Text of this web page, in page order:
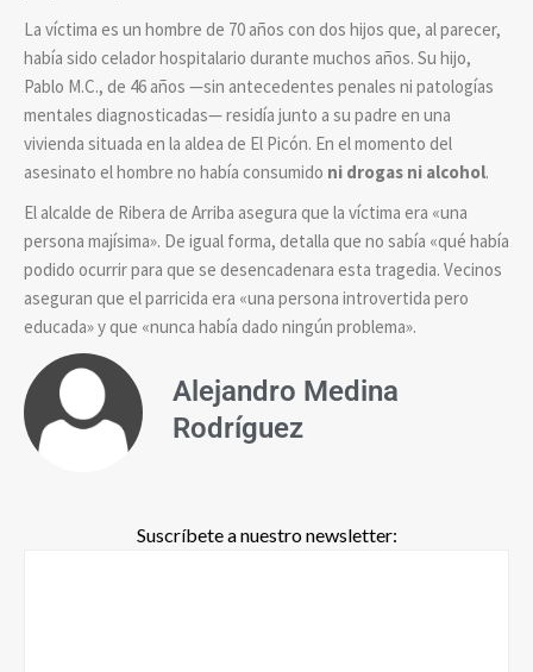
La víctima es un hombre de 70 años con dos hijos que, al parecer,
había sido celador hospitalario durante muchos años. Su hijo,
Pablo M.C., de 46 años —sin antecedentes penales ni patologías
mentales diagnosticadas— residía junto a su padre en una
vivienda situada en la aldea de El Picón. En el momento del
asesinato el hombre no había consumido ni drogas ni alcohol.
El alcalde de Ribera de Arriba asegura que la víctima era «una
persona majísima». De igual forma, detalla que no sabía «qué había
podido ocurrir para que se desencadenara esta tragedia. Vecinos
aseguran que el parricida era «una persona introvertida pero
educada»y que «nunca había dado ningún problema».
Alejandro Medina
Rodríguez
Suscríbete a nuestro newsletter: